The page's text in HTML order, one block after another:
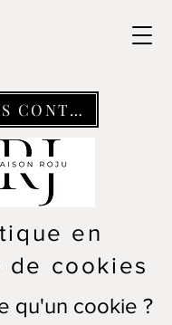
NOUS CONTACTER
en
de cookies
qu'un cookie ?